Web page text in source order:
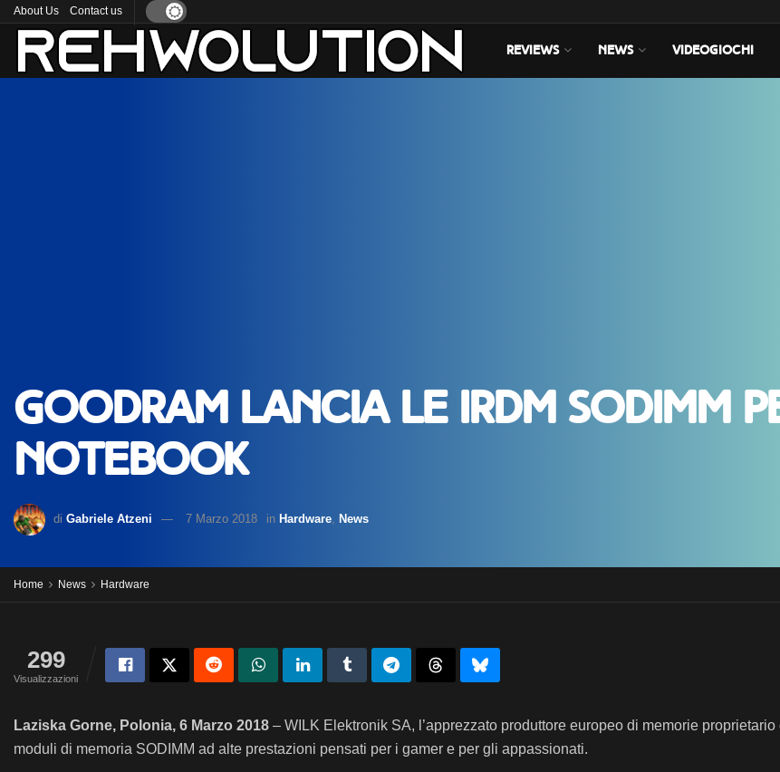
About Us Contact us
REVIEWS NEWS VIDEOGIOCHI
GOODRAM lancia le IRDM SODIMM
notebook
di Gabriele Atzeni 7 Marzo 2018 in Hardware News
Home News Hardware
299
Visualizzazioni
Laziska Gorne, Polonia, 6 Marzo 2018 – WILK Elektronik SA, l’apprezzato produttore europeo di memorie proprietario
moduli di memoria SODIMM ad alte prestazioni pensati per i gamer e per gli appassionati.